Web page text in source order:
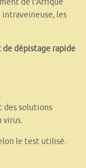
de l’Afrique
intraveineuse, les
dépistage rapide
des solutions
virus.
le test utilisé.